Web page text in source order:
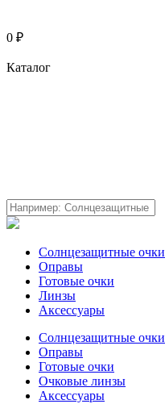
0 ₽
Каталог
Солнцезащитные очки
Оправы
Готовые очки
Линзы
Аксессуары
Солнцезащитные очки
Оправы
Готовые очки
Очковые линзы
Аксессуары